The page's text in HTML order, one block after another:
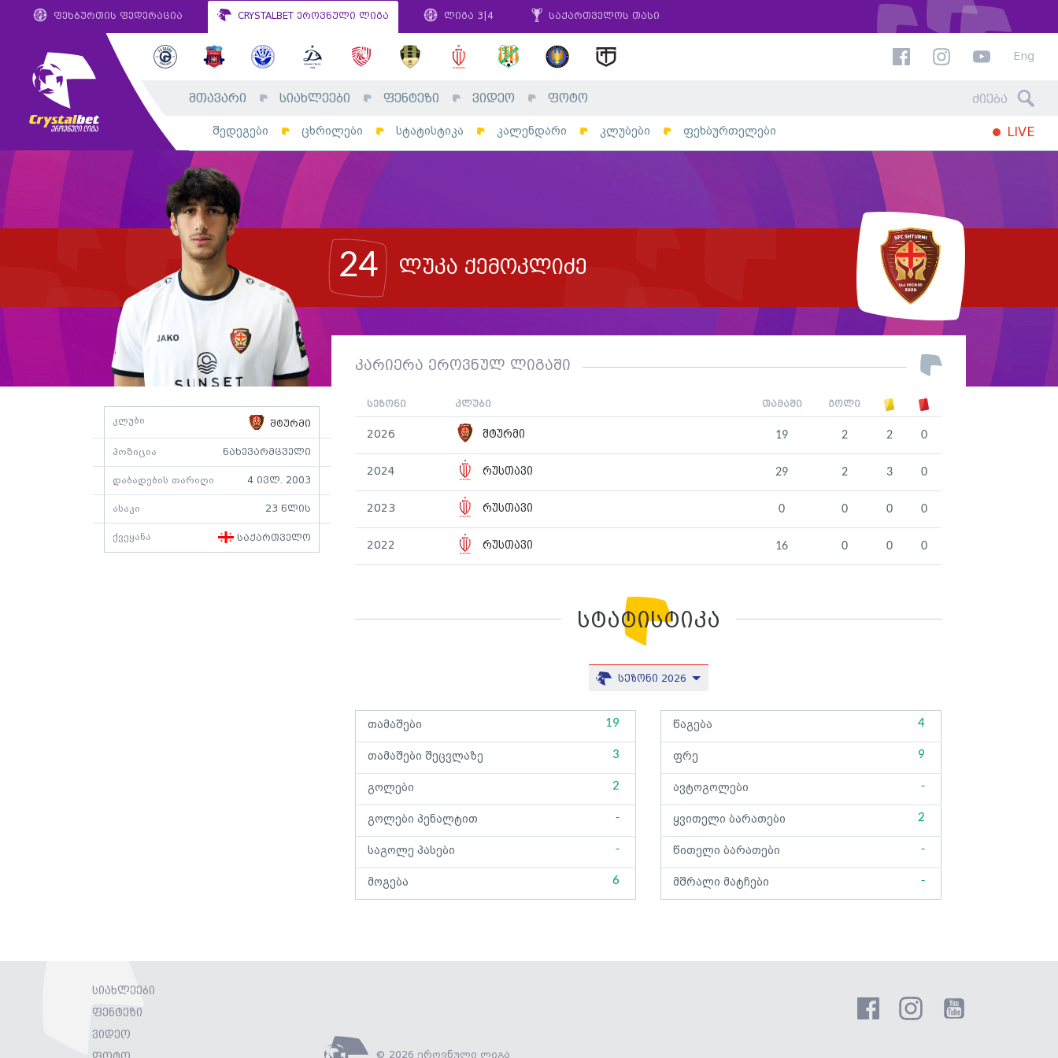
ფეხბურთის ფედერაცია CRYSTALBET ეროვნული ლიგა ლიგა 3|4 საქართველოს თასი
Eng
მთავარი სიახლეები ფენტეზი ვიდეო ფოტო
შედეგები ცხრილები სტატისტიკა კალენდარი კლუბები ფეხბურთელები LIVE
24 ლუკა ქემოკლიძე
კლუბი შტურმი
პოზიცია ნახევარმცველი
დაბადების თარიღი 4 ივლ. 2003
ასაკი 23 წლის
ქვეყანა საქართველო
კარიერა ეროვნულ ლიგაში
სეზონი კლუბი თამაში გოლი
2026 შტურმი 19 2 2 0
2024 რუსთავი 29 2 3 0
2023 რუსთავი 0 0 0 0
2022 რუსთავი 16 0 0 0
სტატისტიკა
სეზონი 2026
თამაშები 19
თამაშები შეცვლაზე 3
გოლები 2
გოლები პენალტით -
საგოლე პასები -
მოგება 6
წაგება 4
ფრე 9
ავტოგოლები -
ყვითელი ბარათები 2
წითელი ბარათები -
მშრალი მატჩები -
სიახლეები
ფენტეზი
ვიდეო
© 2026 ეროვნული ლიგა